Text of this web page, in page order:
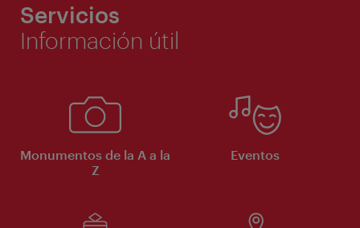
Servicios
Información útil
Monumentos de la A a la
Z
Eventos